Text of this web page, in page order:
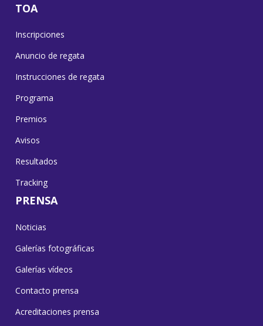
TOA
Inscripciones
Anuncio de regata
Instrucciones de regata
Programa
Premios
Avisos
Resultados
Tracking
PRENSA
Noticias
Galerías fotográficas
Galerías vídeos
Contacto prensa
Acreditaciones prensa